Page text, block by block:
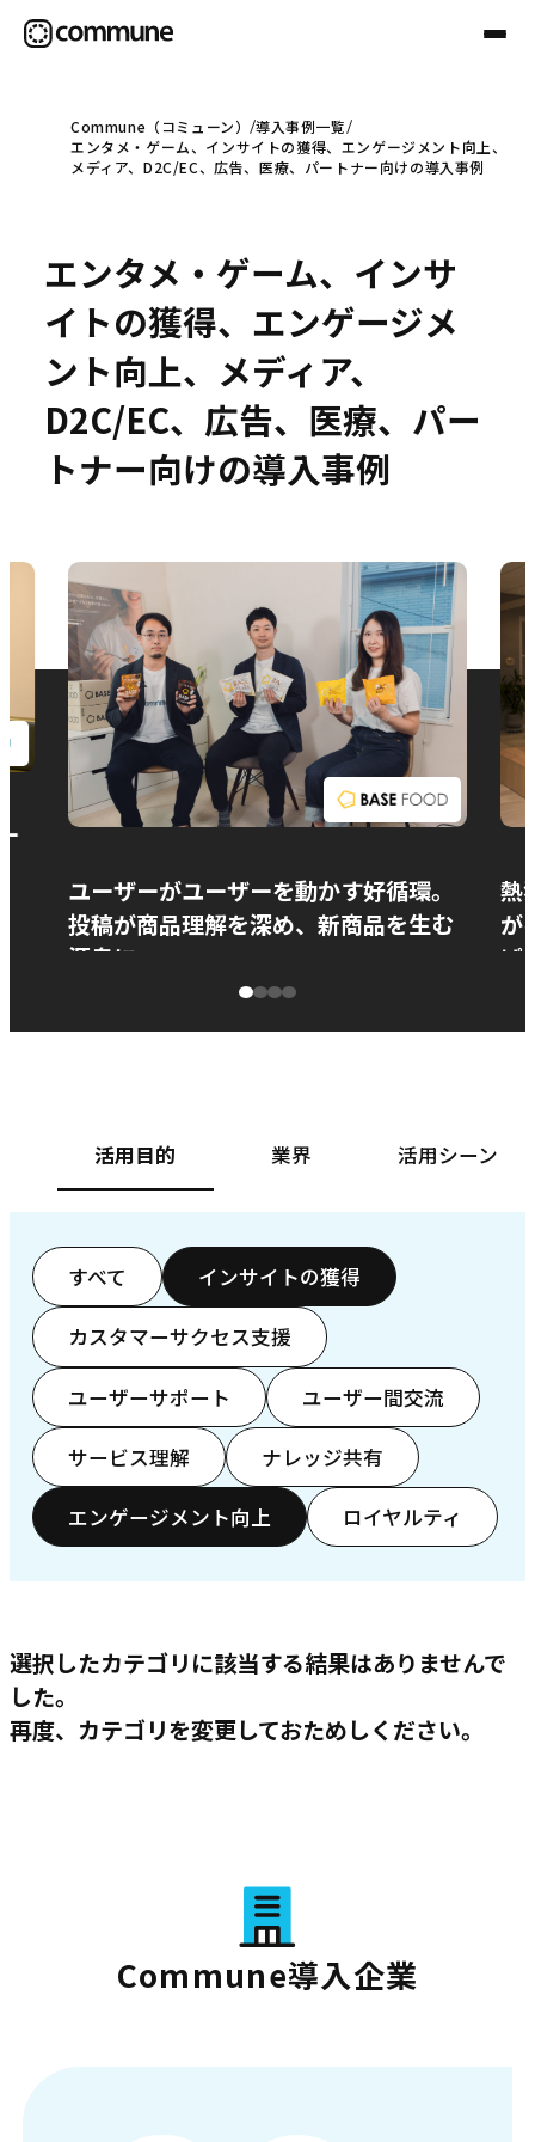
Communeについて
事例
セミナー
お問い合わせ
Commune（コミューン）
導入事例一覧
エンタメ・ゲーム、インサイトの獲得、エンゲージメント向上、
メディア、D2C/EC、広告、医療、パートナー向けの導入事例
エンタメ・ゲーム、インサ
イトの獲得、エンゲージメ
ント向上、メディア、
D2C/EC、広告、医療、パー
トナー向けの導入事例
ユーザーがユーザーを動かす好循環。
投稿が商品理解を深め、新商品を生む
源泉に
熱
が
ぱ
活用目的 業界 活用シーン
すべて インサイトの獲得
カスタマーサクセス支援
ユーザーサポート ユーザー間交流
サービス理解 ナレッジ共有
エンゲージメント向上 ロイヤルティ
選択したカテゴリに該当する結果はありませんで
した。
再度、カテゴリを変更しておためしください。
Commune導入企業